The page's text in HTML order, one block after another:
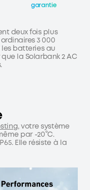
garantie
deux fois plus
3 000
les batteries au
la Solarbank 2 AC
, votre système
par -20°C.
Elle résiste à la